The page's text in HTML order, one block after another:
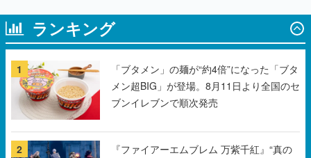
ランキング
1
「ブタメン」の麺が“約4倍”になった「ブタ
メン超BIG」が登場。8月11日より全国のセ
ブンイレブンで順次発売
2
『ファイアーエムブレム 万紫千紅』“真の